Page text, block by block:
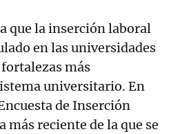
que la inserción laboral
en las universidades
más
universitario. En
de Inserción
más reciente de la que se